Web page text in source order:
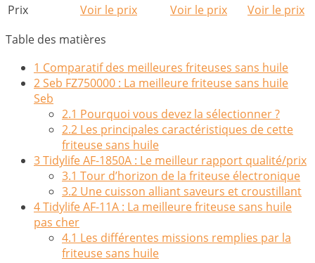
Prix Voir le prix Voir le prix
Voir le prix
Table des matières
1 Comparatif des meilleures friteuses sans huile
2Seb FZ750000 : La meilleure friteuse sans huile
Seb
2.1 Pourquoi vous devez la sélectionner ?
2.2 Les principales caractéristiques de cette
friteuse sans huile
3Tidylife AF-1850A : Le meilleur rapport qualité/prix
3.1 Tour d’horizon de la friteuse électronique
3.2 Une cuisson alliant saveurs et croustillant
4Tidylife AF-11A : La meilleure friteuse sans huile
pas cher
4.1 Les différentes missions remplies par la
friteuse sans huile